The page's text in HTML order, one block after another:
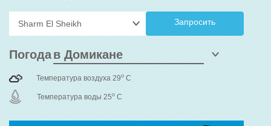
Запросить
Погода
Температура воздуха 29o C
Температура воды 25o C